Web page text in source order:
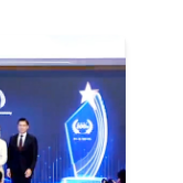
管措施
嗶哩上海濱
汽車和
景推出"山
產品基於國產
包板塊拉升，